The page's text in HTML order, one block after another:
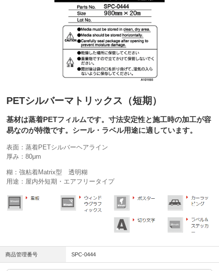
PETシルバーマトリックス（短期）
基材は蒸着PETフィルムです。寸法安定性と施工時の加工が容
易なのが特徴です。シール・ラベル用途に適しています。
表面：蒸着PETシルバーヘアライン
厚み：80μm
糊：強粘着Matrix型 透明糊
用途：屋内外短期・エアフリータイプ
商品管理番号 SPC-0444